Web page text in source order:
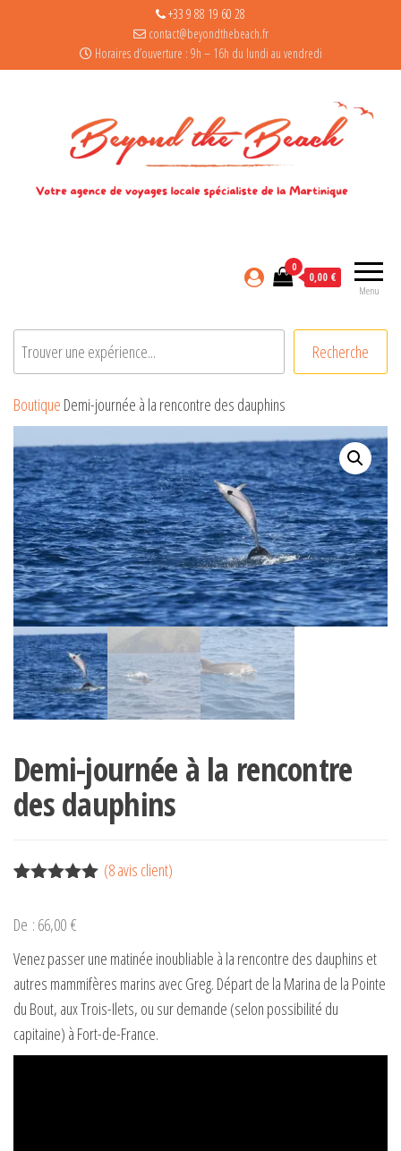
+33 9 88 19 60 28
contact@beyondthebeach.fr
Horaires d’ouverture : 9h – 16h du lundi au vendredi
Menu
0
0,00 €
Recherche
Boutique Demi-journée à la rencontre des dauphins
Demi-journée à la rencontre
des dauphins
basé sur
client
(8avis client)
De : 66,00 €
Venez passer une matinée inoubliable à la rencontre des dauphins et
autres mammifères marins avec Greg. Départ de la Marina de la Pointe
du Bout, aux Trois-Ilets, ou sur demande (selon possibilité du
capitaine) à Fort-de-France.